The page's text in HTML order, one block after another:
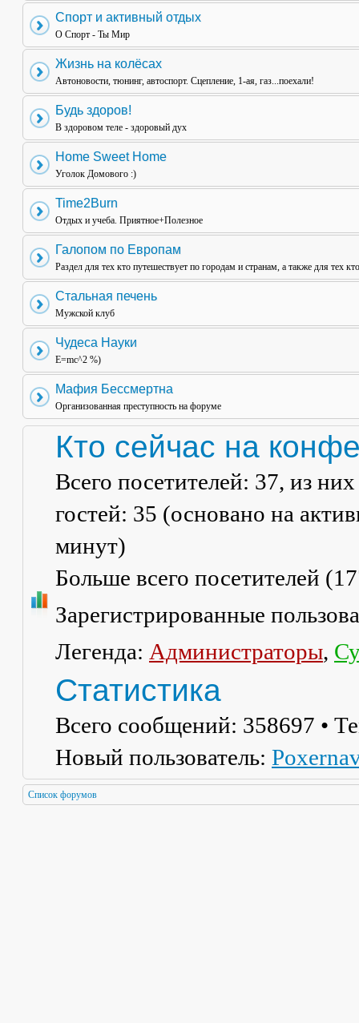
Спорт и активный отдых
О Спорт - Ты Мир
Жизнь на колёсах
Автоновости, тюнинг, автоспорт. Сцепление, 1-ая, газ...поехали!
Будь здоров!
В здоровом теле - здоровый дух
Home Sweet Home
Уголок Домового :)
Time2Burn
Отдых и учеба. Приятное+Полезное
Галопом по Европам
Раздел для тех кто путешествует по городам и странам, а также для тех
Стальная печень
Мужской клуб
Чудеса Науки
E=mc^2 %)
Мафия Бессмертна
Организованная преступность на форуме
Кто сейчас на
Всего посетителей: 37, из
гостей: 35 (основано на
минут)
Больше всего посетителей (
Зарегистрированные
Легенда: Администраторы,
Статистика
Всего сообщений: 358697 •
Новый пользователь:
Список форумов